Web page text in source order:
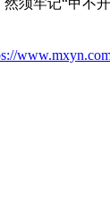
须牢记“甲不